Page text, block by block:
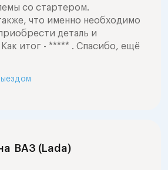
со стартером.
что именно необходимо
деталь и
Как итог - ***** . Спасибо, ещё
ВАЗ (Lada)